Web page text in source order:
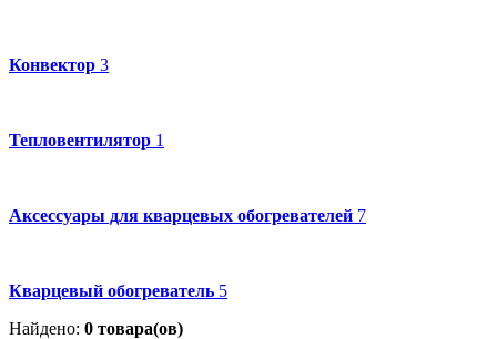
Конвектор 3
Тепловентилятор 1
Аксессуары для кварцевых обогревателей 7
Кварцевый обогреватель 5
Найдено: 0 товара(ов)